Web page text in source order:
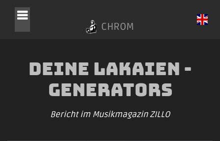
CHROM
Deine Lakaien -
Generators
Bericht im Musikmagazin ZILLO